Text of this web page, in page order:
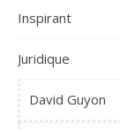
Inspirant
Juridique
David Guyon